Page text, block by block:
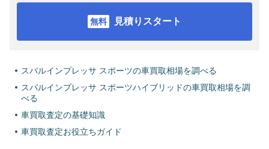
見積りスタート
スバルインプレッサ スポーツの車買取相場を調べる
スバルインプレッサ スポーツハイブリッドの車買取相場を調
べる
車買取査定の基礎知識
車買取査定お役立ちガイド